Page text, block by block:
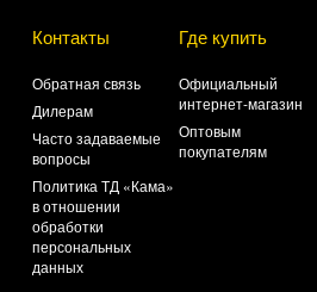
Контакты
Обратная связь
Дилерам
Часто задаваемые
вопросы
Политика ТД «Кама»
в отношении
обработки
персональных
данных
Где купить
Официальный
интернет-магазин
Оптовым
покупателям